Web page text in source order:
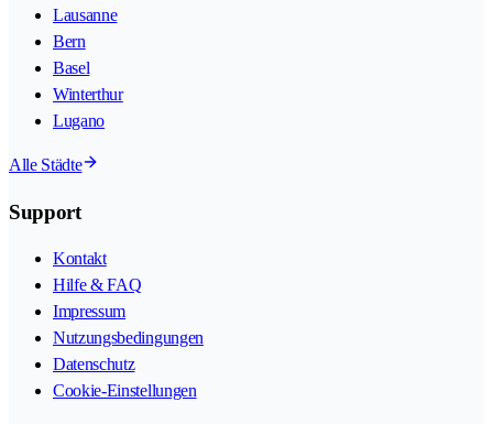
Lausanne
Bern
Basel
Winterthur
Lugano
Alle Städte
Support
Kontakt
Hilfe & FAQ
Impressum
Nutzungsbedingungen
Datenschutz
Cookie-Einstellungen